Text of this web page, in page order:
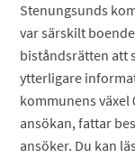
Stenungsunds
var särskilt
biståndsrätten att
ytterligare
kommunens växel
ansökan, fattar
ansöker. Du kan